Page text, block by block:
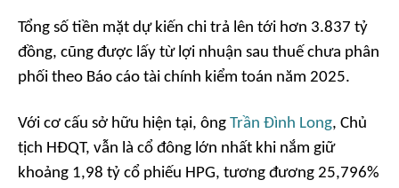
Tổng số tiền mặt dự kiến chi trả lên tới hơn 3.837 tỷ
đồng, cũng được lấy từ lợi nhuận sau thuế chưa phân
phối theo Báo cáo tài chính kiểm toán năm 2025.
Với cơ cấu sở hữu hiện tại, ông Trần Đình Long, Chủ
tịch HĐQT, vẫn là cổ đông lớn nhất khi nắm giữ
khoảng 1,98 tỷ cổ phiếu HPG, tương đương 25,796%